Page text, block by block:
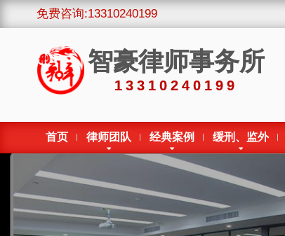
免费咨询:13310240199
智豪律师事务所
13310240199
首页 律师团队 经典案例 缓刑、监外